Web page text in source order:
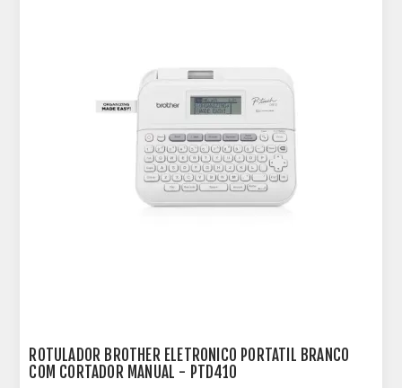
ROTULADOR BROTHER ELETRONICO PORTATIL BRANCO
COM CORTADOR MANUAL - PTD410